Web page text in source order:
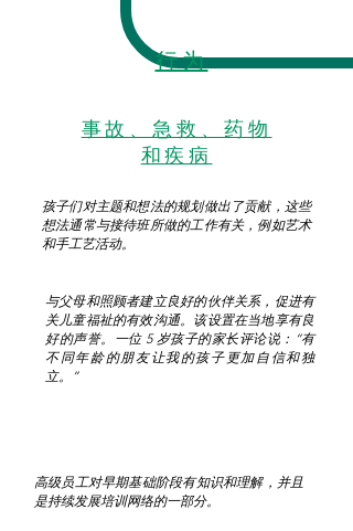
行为
事故、急救、药物
和疾病
孩子们对主题和想法的规划做出了贡献，这些
想法通常与接待班所做的工作有关，例如艺术
和手工艺活动。
与父母和照顾者建立良好的伙伴关系，促进有
关儿童福祉的有效沟通。该设置在当地享有良
好的声誉。一位 5 岁孩子的家长评论说：“有
不同年龄的朋友让我的孩子更加自信和独
立。”
高级员工对早期基础阶段有知识和理解，并且
是持续发展培训网络的一部分。